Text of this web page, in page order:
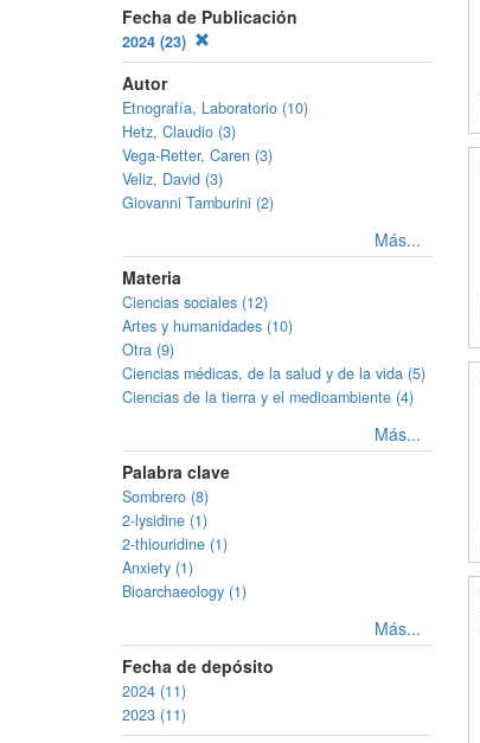
Fecha de Publicación
2024 (23)
Autor
Etnografía, Laboratorio (10)
Hetz, Claudio (3)
Vega-Retter, Caren (3)
Veliz, David (3)
Giovanni Tamburini (2)
Más...
Materia
Ciencias sociales (12)
Artes y humanidades (10)
Otra (9)
Ciencias médicas, de la salud y de la vida (5)
Ciencias de la tierra y el medioambiente (4)
Más...
Palabra clave
Sombrero (8)
2-lysidine (1)
2-thiouridine (1)
Anxiety (1)
Bioarchaeology (1)
Más...
Fecha de depósito
2024 (11)
2023 (11)